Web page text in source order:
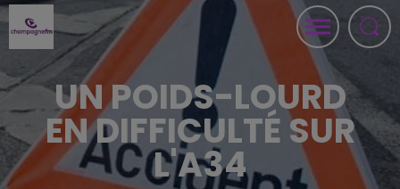
UN POIDS-LOURD
EN DIFFICULTÉ SUR
L'A34